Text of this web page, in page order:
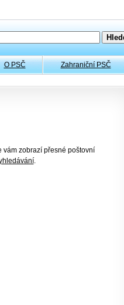
O PSČ Zahraniční PSČ
vám zobrazí přesné poštovní
.